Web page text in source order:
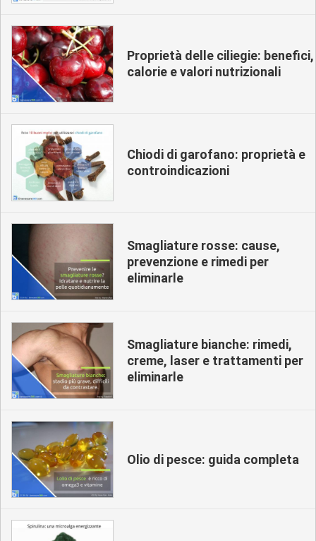
Proprietà delle ciliegie: benefici,
calorie e valori nutrizionali
Chiodi di garofano: proprietà e
controindicazioni
Smagliature rosse: cause,
prevenzione e rimedi per
eliminarle
Smagliature bianche: rimedi,
creme, laser e trattamenti per
eliminarle
Olio di pesce: guida completa